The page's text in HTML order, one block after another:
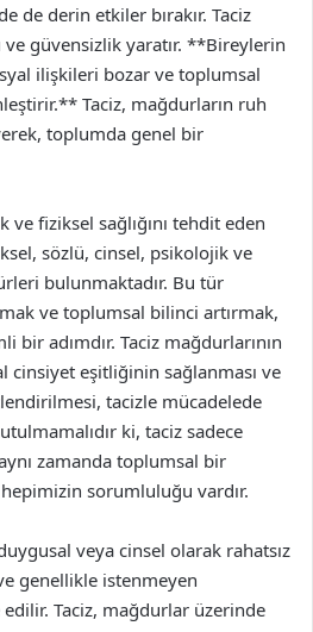
de derin etkiler bırakır. Taciz
güvensizlik yaratır. **Bireylerin
ilişkileri bozar ve toplumsal
Taciz, mağdurların ruh
toplumda genel bir
fiziksel sağlığını tehdit eden
sözlü, cinsel, psikolojik ve
bulunmaktadır. Bu tür
ve toplumsal bilinci artırmak,
bir adımdır. Taciz mağdurlarının
cinsiyet eşitliğinin sağlanması ve
tacizle mücadelede
ki, taciz sadece
zamanda toplumsal bir
sorumluluğu vardır.
veya cinsel olarak rahatsız
genellikle istenmeyen
Taciz, mağdurlar üzerinde